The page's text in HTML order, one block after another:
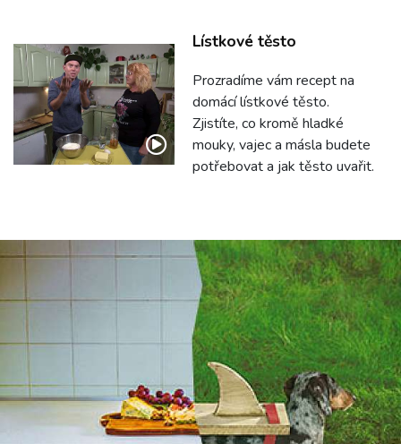
Lístkové těsto
Prozradíme vám recept na
domácí lístkové těsto.
Zjistíte, co kromě hladké
mouky, vajec a másla budete
potřebovat a jak těsto uvařit.